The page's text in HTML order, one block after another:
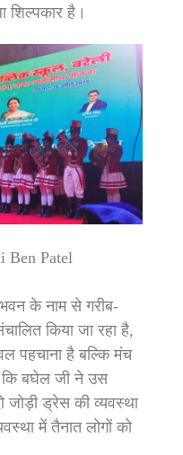
शिल्पकार है।
Ben Patel
के नाम से गरीब-
किया जा रहा है,
पहचाना है बल्कि मंच
कि बघेल जी ने उस
जोड़ी ड्रेस की व्यवस्था
में तैनात लोगों को